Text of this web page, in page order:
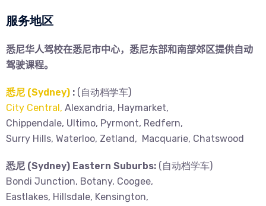
服务地区
悉尼华人驾校在悉尼市中心，悉尼东部和南部郊区提供自动
驾驶课程。
悉尼 (Sydney) : (自动档学车)
City Central, Alexandria, Haymarket,
Chippendale, Ultimo, Pyrmont, Redfern,
Surry Hills, Waterloo, Zetland, Macquarie, Chatswood
悉尼 (Sydney) Eastern Suburbs: (自动档学车)
Bondi Junction, Botany, Coogee,
Eastlakes, Hillsdale, Kensington,